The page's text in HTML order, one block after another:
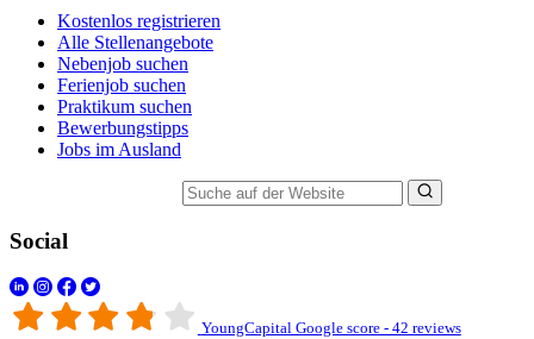
Kostenlos registrieren
Alle Stellenangebote
Nebenjob suchen
Ferienjob suchen
Praktikum suchen
Bewerbungstipps
Jobs im Ausland
Social
YoungCapital Google score - 42 reviews